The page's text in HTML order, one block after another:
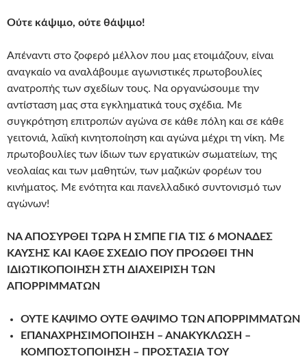
Ούτε κάψιμο, ούτε θάψιμο!
Απέναντι στο ζοφερό μέλλον που μας ετοιμάζουν, είναι
αναγκαίο να αναλάβουμε αγωνιστικές πρωτοβουλίες
ανατροπής των σχεδίων τους. Να οργανώσουμε την
αντίσταση μας στα εγκληματικά τους σχέδια. Με
συγκρότηση επιτροπών αγώνα σε κάθε πόλη και σε κάθε
γειτονιά, λαϊκή κινητοποίηση και αγώνα μέχρι τη νίκη. Με
πρωτοβουλίες των ίδιων των εργατικών σωματείων, της
νεολαίας και των μαθητών, των μαζικών φορέων του
κινήματος. Με ενότητα και πανελλαδικό συντονισμό των
αγώνων!
ΝΑ ΑΠΟΣΥΡΘΕΙ ΤΩΡΑ Η ΣΜΠΕ ΓΙΑ ΤΙΣ 6 ΜΟΝΑΔΕΣ
ΚΑΥΣΗΣ ΚΑΙ ΚΑΘΕ ΣΧΕΔΙΟ ΠΟΥ ΠΡΟΩΘΕΙ ΤΗΝ
ΙΔΙΩΤΙΚΟΠΟΙΗΣΗ ΣΤΗ ΔΙΑΧΕΙΡΙΣΗ ΤΩΝ
ΑΠΟΡΡΙΜΜΑΤΩΝ
ΟΥΤΕ ΚΑΨΙΜΟ ΟΥΤΕ ΘΑΨΙΜΟ ΤΩΝ ΑΠΟΡΡΙΜΜΑΤΩΝ
ΕΠΑΝΑΧΡΗΣΙΜΟΠΟΙΗΣΗ – ΑΝΑΚΥΚΛΩΣΗ –
ΚΟΜΠΟΣΤΟΠΟΙΗΣΗ – ΠΡΟΣΤΑΣΙΑ ΤΟΥ